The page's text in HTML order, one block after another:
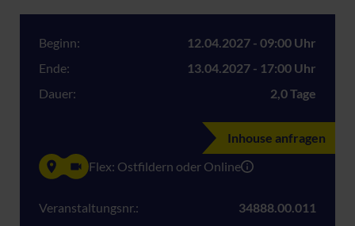
Beginn:
12.04.2027 - 09:00 Uhr
Ende:
13.04.2027 - 17:00 Uhr
Dauer:
2,0 Tage
Inhouse anfragen
Flex: Ostfildern oder Online
Veranstaltungsnr.: 34888.00.011